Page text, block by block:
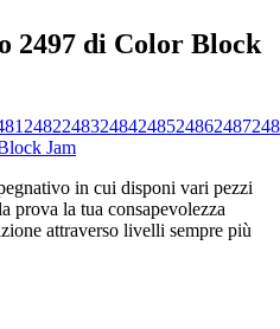
2497 di Color Block
248224832484248524862487
Jam
in cui disponi vari pezzi
prova la tua consapevolezza
attraverso livelli sempre più